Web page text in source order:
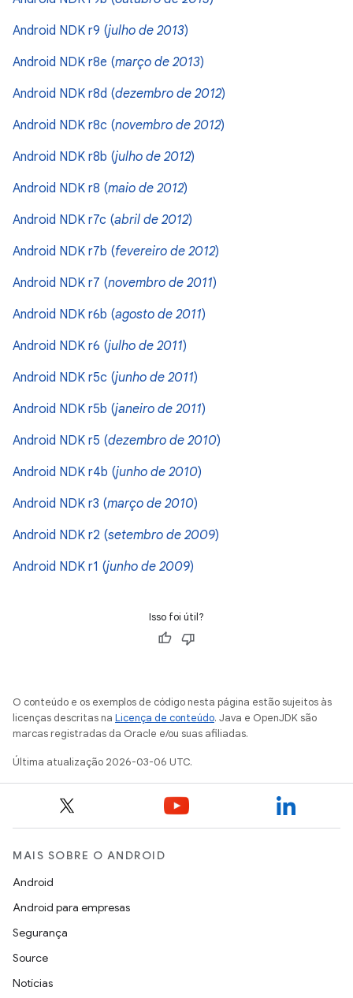
Android NDK r9 (julho de 2013)
Android NDK r8e (março de 2013)
Android NDK r8d (dezembro de 2012)
Android NDK r8c (novembro de 2012)
Android NDK r8b (julho de 2012)
Android NDK r8 (maio de 2012)
Android NDK r7c (abril de 2012)
Android NDK r7b (fevereiro de 2012)
Android NDK r7 (novembro de 2011)
Android NDK r6b (agosto de 2011)
Android NDK r6 (julho de 2011)
Android NDK r5c (junho de 2011)
Android NDK r5b (janeiro de 2011)
Android NDK r5 (dezembro de 2010)
Android NDK r4b (junho de 2010)
Android NDK r3 (março de 2010)
Android NDK r2 (setembro de 2009)
Android NDK r1 (junho de 2009)
Isso foi útil?
O conteúdo e os exemplos de código nesta página estão sujeitos às
licenças descritas na Licença de conteúdo. Java e OpenJDK são
marcas registradas da Oracle e/ou suas afiliadas.
Última atualização 2026-03-06 UTC.
MAIS SOBRE O ANDROID
Android
Android para empresas
Segurança
Source
Notícias